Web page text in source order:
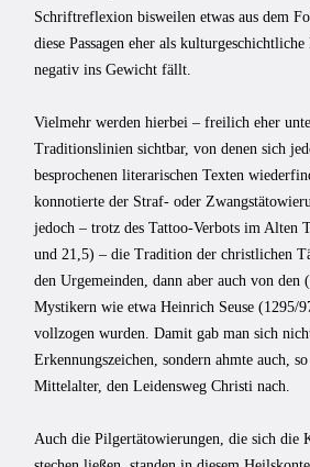
Schriftreflexion bisweilen etwas aus dem
diese Passagen eher als
negativ ins Gewicht fällt.
Vielmehr werden hierbei – freilich eher
Traditionslinien sichtbar, von denen sich
besprochenen literarischen Texten
konnotierte der Straf- oder
jedoch – trotz des Tattoo-Verbots im Alten
und 21,5) – die Tradition der christlichen
den Urgemeinden, dann aber auch von den
Mystikern wie etwa Heinrich Seuse (1295/
vollzogen wurden. Damit gab man sich
Erkennungszeichen, sondern ahmte auch,
Mittelalter, den Leidensweg Christi nach.
Auch die Pilgertätowierungen, die sich die